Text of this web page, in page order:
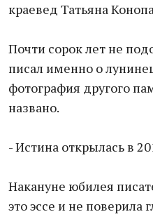
краевед Татьяна
Почти сорок лет не
писал именно о
фотография другого
названо.
- Истина открылась в
Накануне юбилея
это эссе и не поверила